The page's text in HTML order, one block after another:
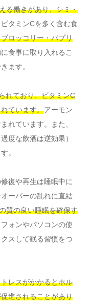
る働きがあり、シミ・
タミンCを多く含む食
ロッコリー・パプリ
食事に取り入れるこ
ます。
れており、ビタミンC
ています。アーモン
れています。また、
度な飲酒は逆効果）
。
復や再生は睡眠中に
ーバーの乱れに直結
質の良い睡眠を確保す
ォンやパソコンの使
スして眠る習慣をつ
レスがかかるとホル
進されることがあり